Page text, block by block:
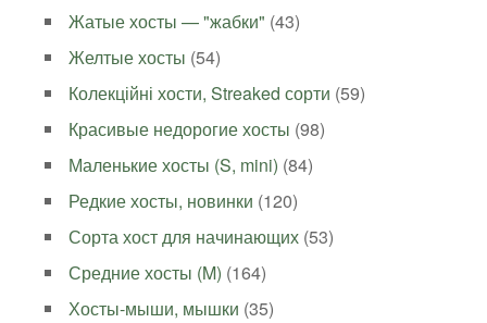
Жатые хосты — "жабки" (43)
Желтые хосты (54)
Колекційні хости, Streaked сорти (59)
Красивые недорогие хосты (98)
Маленькие хосты (S, mini) (84)
Редкие хосты, новинки (120)
Сорта хост для начинающих (53)
Средние хосты (M) (164)
Хосты-мыши, мышки (35)